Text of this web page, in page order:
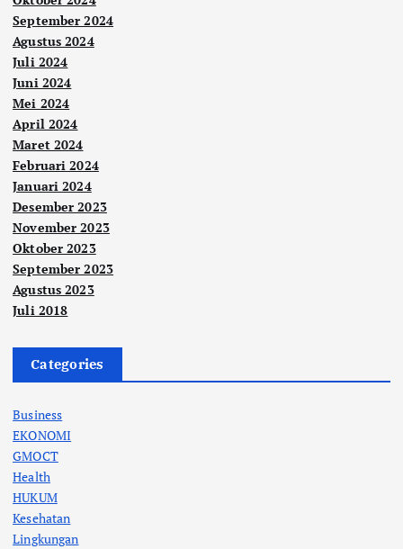
September 2024
Agustus 2024
Juli 2024
Juni 2024
Mei 2024
April 2024
Maret 2024
Februari 2024
Januari 2024
Desember 2023
November 2023
Oktober 2023
September 2023
Agustus 2023
Juli 2018
Categories
Business
EKONOMI
GMOCT
Health
HUKUM
Kesehatan
Lingkungan